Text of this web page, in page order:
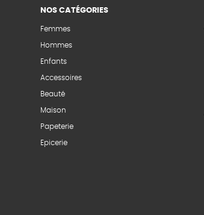
NOS CATÉGORIES
Femmes
Hommes
Enfants
Accessoires
Beauté
Maison
Papeterie
Epicerie